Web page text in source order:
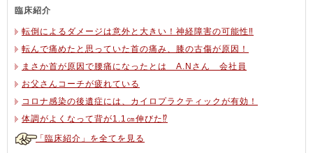
臨床紹介
転倒によるダメージは意外と大きい！神経障害の可能性‼
転んで痛めたと思っていた首の痛み、膝の古傷が原因！
まさか首が原因で腰痛になったとは A.Nさん 会社員
お父さんコーチが疲れている
コロナ感染の後遺症には、カイロプラクティックが有効！
体調がよくなって背が1.1㎝伸びた⁉
「臨床紹介」を全てを見る